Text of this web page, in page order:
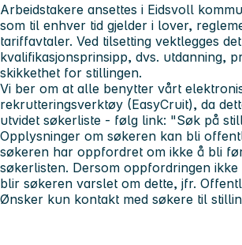
Arbeidstakere ansettes i Eidsvoll
som til enhver tid gjelder i lover,
tariffavtaler. Ved tilsetting vektlegges
kvalifikasjonsprinsipp, dvs. utdanning,
skikkethet for stillingen.
Vi ber om at alle benytter vårt
rekrutteringsverktøy (EasyCruit), da
utvidet søkerliste - følg link: "Søk på
Opplysninger om søkeren kan bli
søkeren har oppfordret om ikke å bli
søkerlisten. Dersom oppfordringen
blir søkeren varslet om dette, jfr.
Ønsker kun kontakt med søkere til